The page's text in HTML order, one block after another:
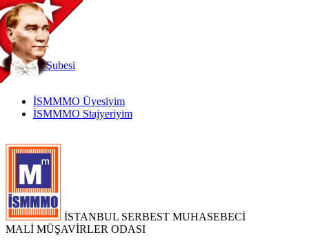
TR
|
EN
İnternetŞubesi
İSMMMO Üyesiyim
İSMMMO Stajyeriyim
İSTANBUL SERBEST MUHASEBECİ
MALİ MÜŞAVİRLER ODASI